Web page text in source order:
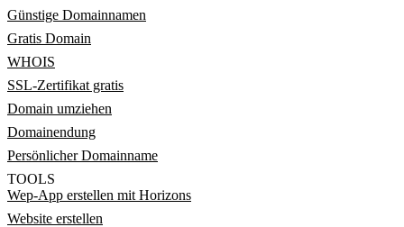
Günstige Domainnamen
Gratis Domain
WHOIS
SSL-Zertifikat gratis
Domain umziehen
Domainendung
Persönlicher Domainname
TOOLS
Wep-App erstellen mit Horizons
Website erstellen